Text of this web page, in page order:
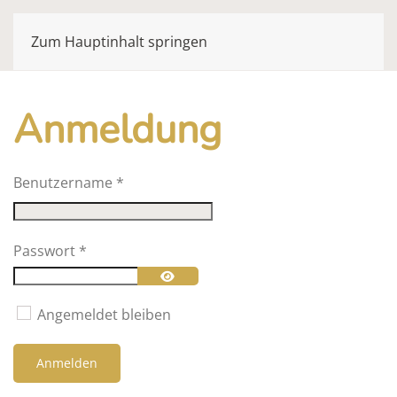
Zum Hauptinhalt springen
Anmeldung
Benutzername *
Passwort *
Passwort anzeigen
Angemeldet bleiben
Anmelden